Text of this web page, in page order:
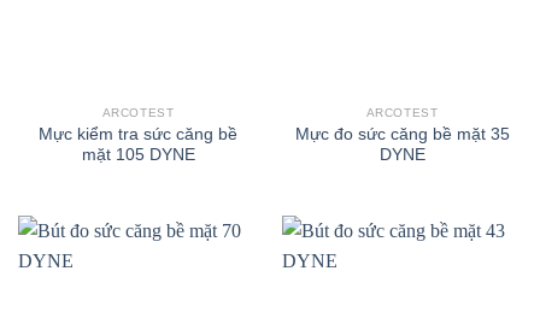
ARCOTEST
Mực kiểm tra sức căng bề
mặt 105 DYNE
ARCOTEST
Mực đo sức căng bề mặt 35
DYNE